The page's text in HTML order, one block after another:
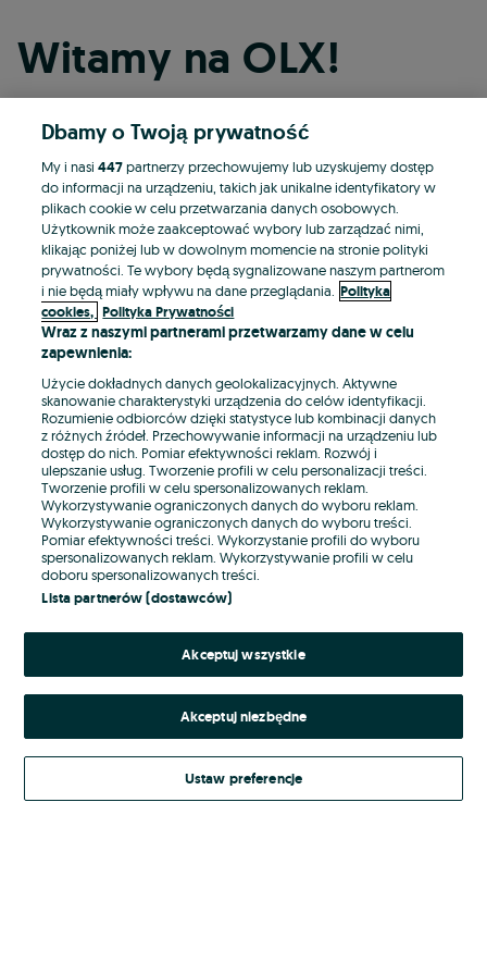
Witamy na OLX!
Kontynuuj przez Facebooka
Kontynuuj przez konto Apple
Kontynuuj przez konto Google
LUB
E-mail
Hasło
Nie pamiętasz hasła?
Zaloguj się
Kontynuując za pośrednictwem jednego z dostawców wskazanych powyżej,
Regulamin serwisuOLX.pl w jego aktualnym brzmieniu.
Dbamy o Twoją prywatność
My i nasi447partnerzy przechowujemy lub uzyskujemy dostęp
do informacji na urządzeniu, takich jak unikalne identyfikatory w
plikach cookie w celu przetwarzania danych osobowych.
Użytkownik może zaakceptować wybory lub zarządzać nimi,
klikając poniżej lub w dowolnym momencie na stronie polityki
prywatności. Te wybory będą sygnalizowane naszym partnerom
i nie będą miały wpływu na dane przeglądania. Polityka
cookies, Polityka Prywatności
Wraz z naszymi partnerami przetwarzamy dane w celu
zapewnienia:
Użycie dokładnych danych geolokalizacyjnych. Aktywne
skanowanie charakterystyki urządzenia do celów identyfikacji.
Rozumienie odbiorców dzięki statystyce lub kombinacji danych
z różnych źródeł. Przechowywanie informacji na urządzeniu lub
dostęp do nich. Pomiar efektywności reklam. Rozwój i
ulepszanie usług. Tworzenie profili w celu personalizacji treści.
Tworzenie profili w celu spersonalizowanych reklam.
Wykorzystywanie ograniczonych danych do wyboru reklam.
Wykorzystywanie ograniczonych danych do wyboru treści.
Pomiar efektywności treści. Wykorzystanie profili do wyboru
spersonalizowanych reklam. Wykorzystywanie profili w celu
doboru spersonalizowanych treści.
Lista partnerów (dostawców)
Akceptuj wszystkie
Akceptuj niezbędne
Ustaw preferencje